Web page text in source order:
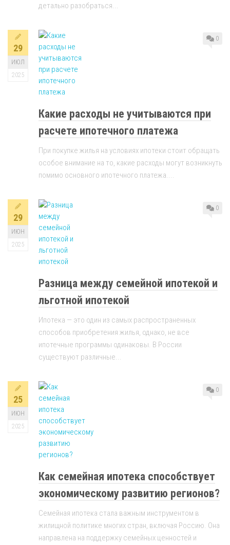
детально разобраться...
29
ИЮЛ
2025
0
Какие расходы не учитываются при
расчете ипотечного платежа
При покупке жилья на условиях ипотеки стоит обращать
особое внимание на то, какие расходы могут возникнуть
помимо основного ипотечного платежа....
29
ИЮН
2025
0
Разница между семейной ипотекой и
льготной ипотекой
Ипотека — это один из самых распространенных
способов приобретения жилья, однако, не все
ипотечные программы одинаковы. В России
существуют различные...
25
ИЮН
2025
0
Как семейная ипотека способствует
экономическому развитию регионов?
Семейная ипотека стала важным инструментом в
жилищной политике многих стран, включая Россию. Она
направлена на поддержку семейных ценностей и